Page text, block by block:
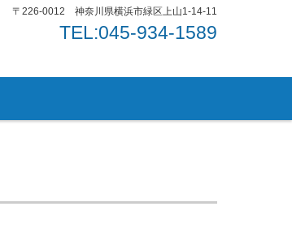
〒226-0012 神奈川県横浜市緑区上山1-14-11
TEL:045-934-1589